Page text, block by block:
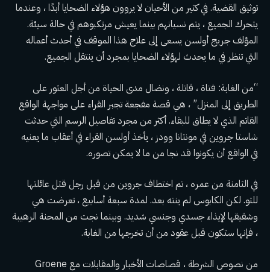
توثيق القضية. في كثير من الأحيان لا يروون هؤلاء الضحايا أبدًا ، وعندما
يتحرك الجميع ، يتم نسيانهم بينما يعيش مرتكبوهم في حالة سيئة.
المؤلف جريج أولسن يسعى إلى علاج هذا الموقف في أحدث أعماله
التي تنظر في ما يحدث لهؤلاء الضحايا بمجرد أن ينتقل الجميع.
“من الغابة: فتاة ، قاتلة ، ونضال مدى الحياة من أجل العثور على
الطريق إلى المنزل” ، هي قصة مفجعة تجبر القراء على مواجهة الواقع
القاتم الذي لا يطاق للبقاء. أكثر من مجرد تفاصيل الرسم التي حدثت
شاستا جروينفي مونتانا وودز ، يأخذ أولسن القراء في أعقاب ما يعنيه
في الواقع أن يكونوا قد نجا من ما لا يمكن تصوره.
في الثامنة من عمره ، تم اختطاف جروين من قبل رجل قتل عائلتها
للتو. لكن الكابوس لم ينته بعد. لمدة سبعة أسابيع ، تعرضت هي
وشقيقها لإيذاء جسدي وجنسي شديد. وبينما نجت من المحنة الرهيبة
، فإنها ستكون قبل عقود من أن تخرجها من الغابة.
من نصوص الشرطة ، قصاصات الأخبار والمقابلات مع Groene